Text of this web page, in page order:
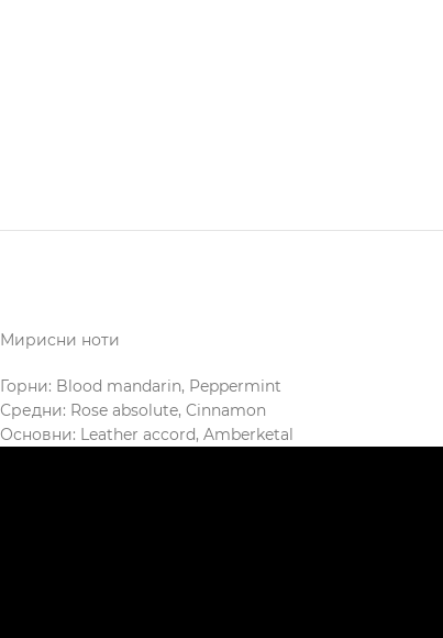
Мирисни ноти
Горни: Blood mandarin, Peppermint
Средни: Rose absolute, Cinnamon
Основни: Leather accord, Amberketal